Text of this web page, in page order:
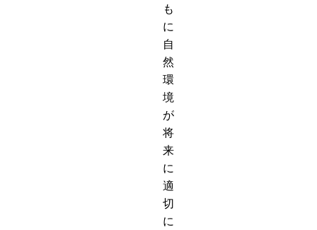
も
に
自
然
環
境
が
将
来
に
適
切
に